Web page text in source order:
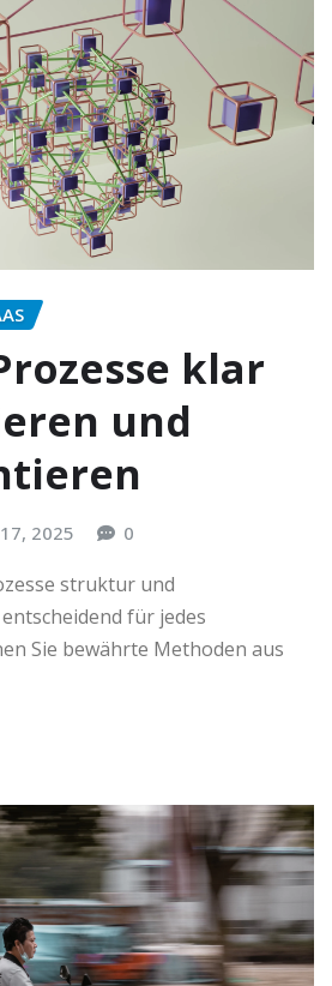
klar
und
2025 0
struktur und
für jedes
Sie bewährte Methoden aus